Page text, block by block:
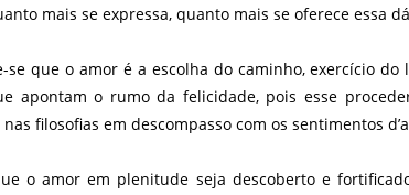
mais se expressa, quanto mais se oferece essa
que o amor é a escolha do caminho, exercício
apontam o rumo da felicidade, pois esse
filosofias em descompasso com os sentimentos
o amor em plenitude seja descoberto e